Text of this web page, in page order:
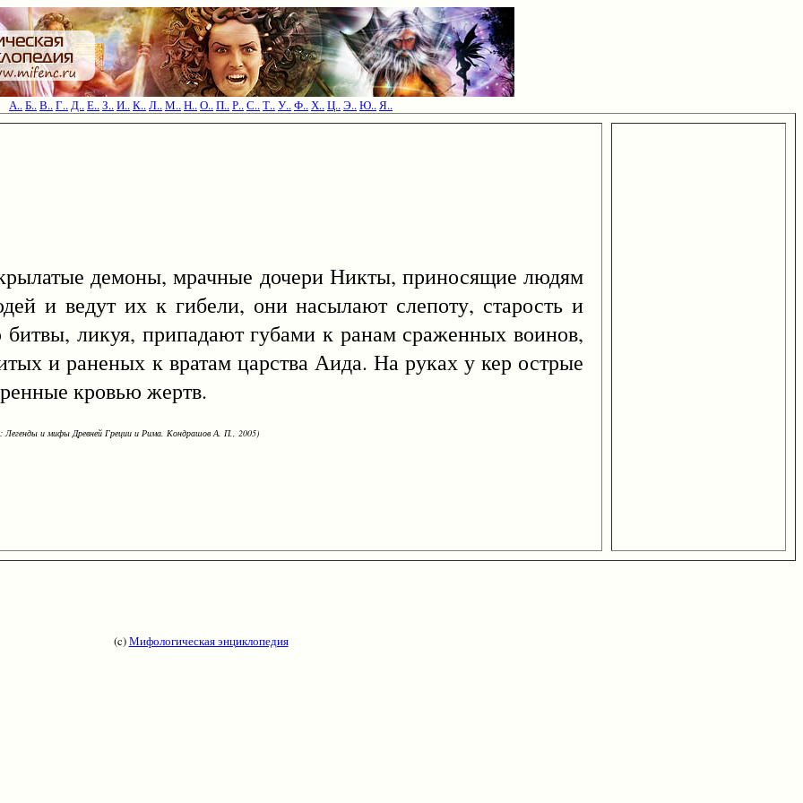
А..Б..В..Г..Д..Е..З..И..К..Л..М..Н..О..П..Р..С..Т..У..Ф..Х..Ц..Э..Ю..Я..
демоны, мрачные дочери Никты, приносящие людям
и ведут их к гибели, они насылают слепоту, старость и
ликуя, припадают губами к ранам сраженных воинов,
и раненых к вратам царства Аида. На руках у кер острые
кровью жертв.
Легенды и мифы Древней Греции и Рима. Кондрашов А. П., 2005)
(c)Мифологическая энциклопедия